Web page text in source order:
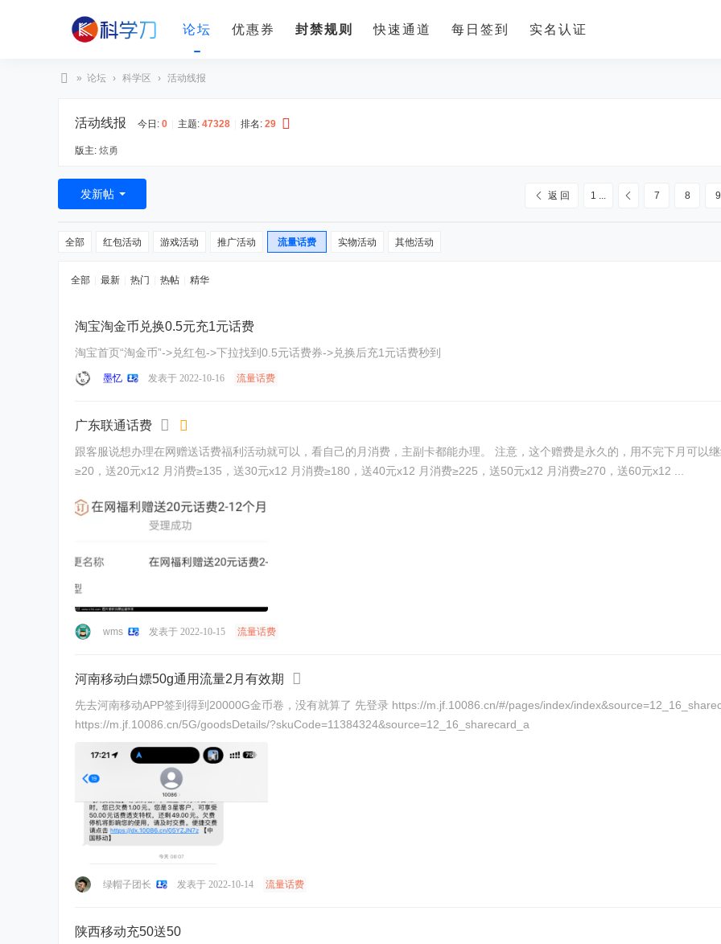
论坛 优惠券 封禁规则 快速通道 每日签到 实名认证
» 论坛 › 科学区 › 活动线报
活动线报 今日: 0 主题: 47328 排名: 29
版主: 炫勇
1 ... 7 8 9
返 回
发新帖
全部 红包活动 游戏活动 推广活动 流量话费 实物活动 其他活动
全部 最新 热门 热帖 精华
淘宝淘金币兑换0.5元充1元话费
淘宝首页“淘金币”->兑红包->下拉找到0.5元话费券->兑换后充1元话费秒到
墨忆 发表于 2022-10-16 流量话费
广东联通话费
跟客服说想办理在网赠送话费福利活动就可以，看自己的月消费，主副卡都能办理。 注意，这个赠费是永久的，用不完下月可以
wms 发表于 2022-10-15 流量话费
河南移动白嫖50g通用流量2月有效期
先去河南移动APP签到得到20000G金币卷，没有就算了 先登录 https://m.jf.10086.cn/#/pages/index/index&source=12_16_sharecard_a 金币券兑换50G
https://m.jf.10086.cn/5G/goodsDetails/?skuCode=11384324&source=12_16_sharecard_a
绿帽子团长 发表于 2022-10-14 流量话费
陕西移动充50送50